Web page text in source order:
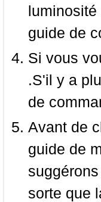
guide de
Si vous
.S'il y a
de
Avant de
guide de
sorte que